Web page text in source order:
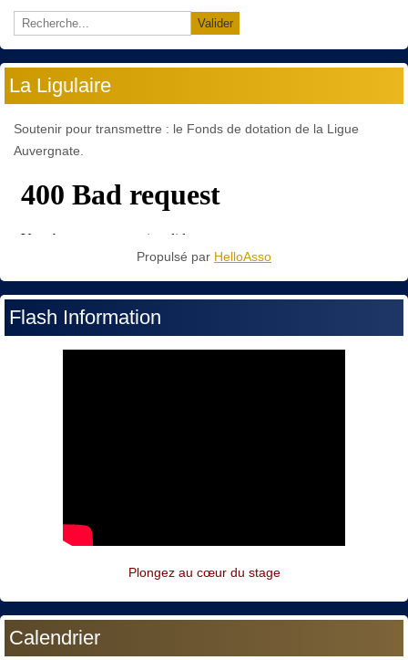
Valider
La Ligulaire
Soutenir pour transmettre : le Fonds de dotation de la Ligue
Auvergnate.
Propulsé par HelloAsso
Flash Information
Plongez au cœur du stage
Calendrier